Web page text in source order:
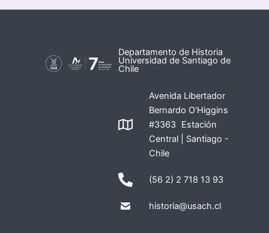
Departamento de Historia
Universidad de Santiago de
Chile
Avenida Libertador
Bernardo O'Higgins
#3363 Estación
Central | Santiago -
Chile
(56 2) 2 718 13 93
historia@usach.cl